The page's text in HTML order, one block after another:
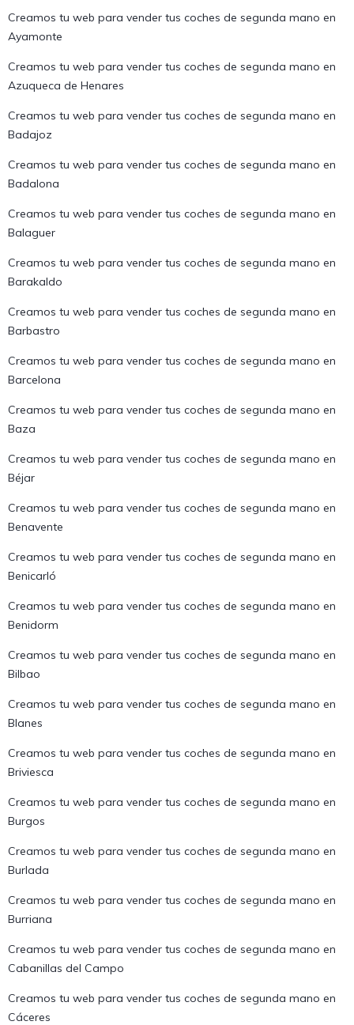
Creamos tu web para vender tus coches de segunda mano en
Ayamonte
Creamos tu web para vender tus coches de segunda mano en
Azuqueca de Henares
Creamos tu web para vender tus coches de segunda mano en
Badajoz
Creamos tu web para vender tus coches de segunda mano en
Badalona
Creamos tu web para vender tus coches de segunda mano en
Balaguer
Creamos tu web para vender tus coches de segunda mano en
Barakaldo
Creamos tu web para vender tus coches de segunda mano en
Barbastro
Creamos tu web para vender tus coches de segunda mano en
Barcelona
Creamos tu web para vender tus coches de segunda mano en
Baza
Creamos tu web para vender tus coches de segunda mano en
Béjar
Creamos tu web para vender tus coches de segunda mano en
Benavente
Creamos tu web para vender tus coches de segunda mano en
Benicarló
Creamos tu web para vender tus coches de segunda mano en
Benidorm
Creamos tu web para vender tus coches de segunda mano en
Bilbao
Creamos tu web para vender tus coches de segunda mano en
Blanes
Creamos tu web para vender tus coches de segunda mano en
Briviesca
Creamos tu web para vender tus coches de segunda mano en
Burgos
Creamos tu web para vender tus coches de segunda mano en
Burlada
Creamos tu web para vender tus coches de segunda mano en
Burriana
Creamos tu web para vender tus coches de segunda mano en
Cabanillas del Campo
Creamos tu web para vender tus coches de segunda mano en
Cáceres